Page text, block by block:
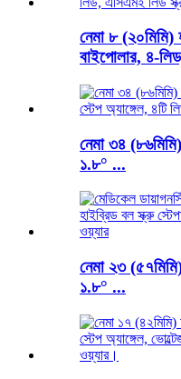
নেমা ৮ (২০মিমি)
বাইপোলার, ৪-
নেমা ৩৪
১.৮° ...
নেমা ২৩
১.৮° ...